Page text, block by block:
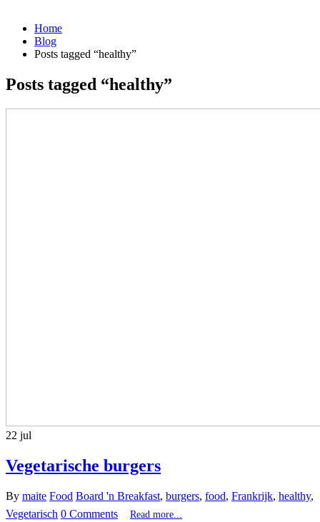
Home
Blog
Posts tagged “healthy”
Posts tagged “healthy”
22 jul
Vegetarische burgers
By maite Food Board 'n Breakfast, burgers, food, Frankrijk, healthy,
Vegetarisch 0 Comments Read more...